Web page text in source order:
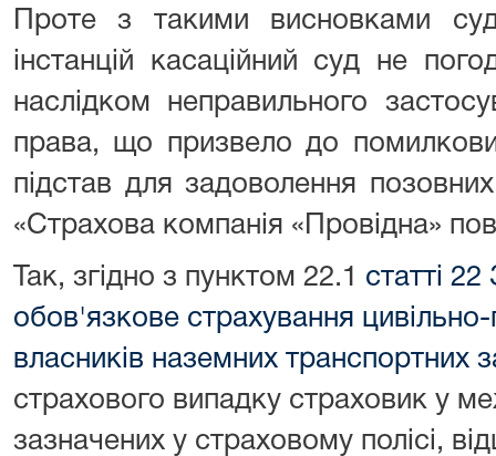
Проте з такими висновками
інстанцій касаційний суд не
наслідком неправильного
права, що призвело до
підстав для задоволення
«Страхова компанія «Провідна»
Так, згідно з пунктом 22.1 статті
обов'язкове страхування цивільно-
власників наземних транспортних
страхового випадку страховик у
зазначених у страховому полісі,